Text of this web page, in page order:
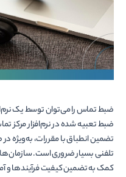
ضبط تماس را می­‌توان توسط یک
ضبط تعبیه شده در نرم­‌افزار مرکز
تضمین انطباق با مقررات، به‌ویژه در
تلفنی بسیار ضروری است.
کمک به تضمین کیفیت فرآیندها و